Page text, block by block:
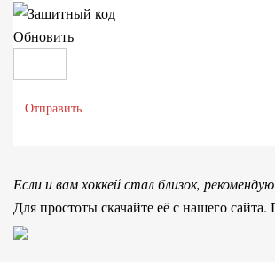
Обновить
Отправить
Если и вам хоккей стал близок,
Для простоты скачайте её с нашего